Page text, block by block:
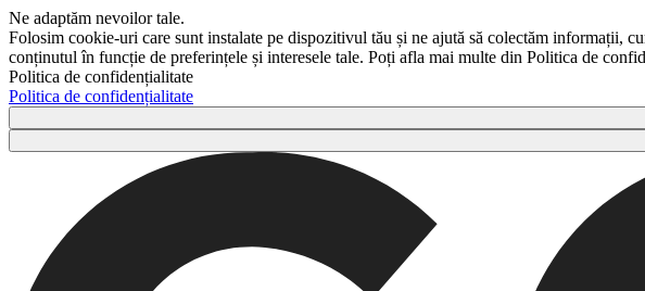
Ne adaptăm nevoilor tale.
Folosim cookie-uri care sunt instalate pe dispozitivul tău și ne ajută să colectăm informații,
conținutul în funcție de preferințele și interesele tale. Poți afla mai multe din Politica de
Politica de confidențialitate
Politica de confidențialitate